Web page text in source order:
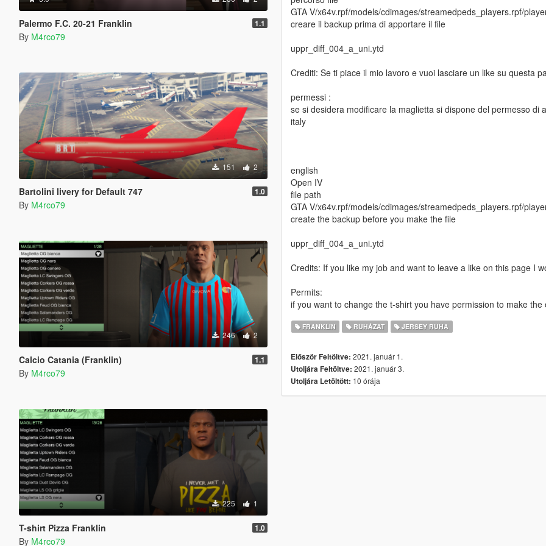
Palermo F.C. 20-21 Franklin 1.1
By M4rco79
151 2
Bartolini livery for Default 747 1.0
By M4rco79
246 2
Calcio Catania (Franklin) 1.1
By M4rco79
225 1
T-shirt Pizza Franklin 1.0
By M4rco79
GTA V/x64v.rpf/models/cdimages/streamedpeds_players.rpf/
creare il backup prima di apportare il file
uppr_diff_004_a_uni.ytd
Crediti: Se ti piace il mio lavoro e vuoi lasciare un like su questa
permessi :
se si desidera modificare la maglietta si dispone del permesso di
italy
english
Open IV
file path
GTA V/x64v.rpf/models/cdimages/streamedpeds_players.rpf/
create the backup before you make the file
uppr_diff_004_a_uni.ytd
Credits: If you like my job and want to leave a like on this page I
Permits:
if you want to change the t-shirt you have permission to make the
FRANKLIN RUHÁZAT JERSEY RUHA
Először Feltöltve: 2021. január 1.
Utoljára Feltöltve: 2021. január 3.
Utoljára Letöltött: 10 órája